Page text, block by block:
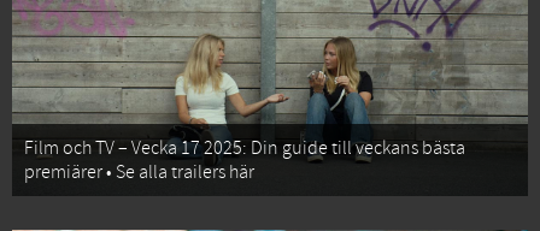
Film och TV – Vecka 17 2025: Din guide till veckans bästa
premiärer • Se alla trailers här